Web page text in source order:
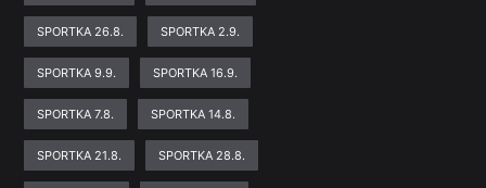
SPORTKA 26.8. SPORTKA 2.9.
SPORTKA 9.9. SPORTKA 16.9.
SPORTKA 7.8. SPORTKA 14.8.
SPORTKA 21.8. SPORTKA 28.8.